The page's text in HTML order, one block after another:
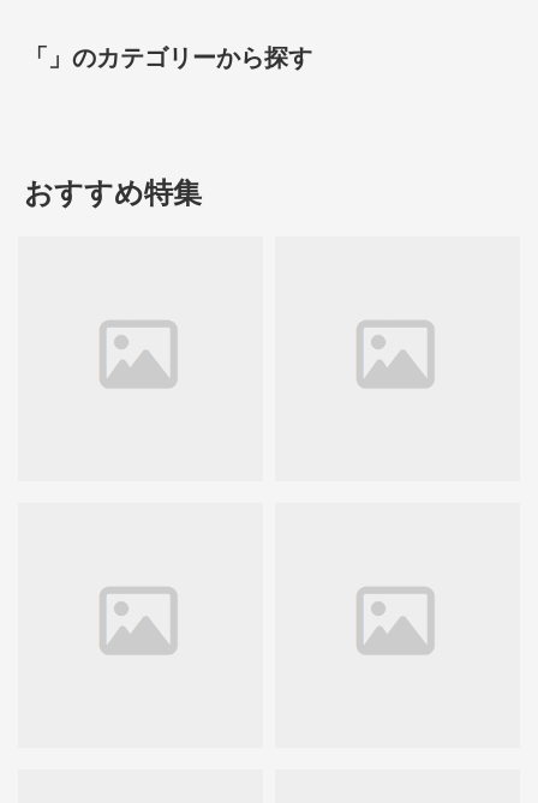
「」のカテゴリーから探す
おすすめ特集